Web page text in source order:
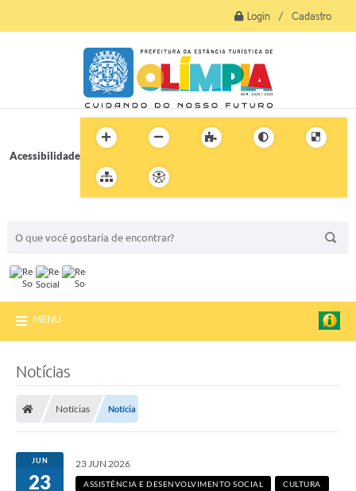
Login / Cadastro
Acessibilidade
MENU
Notícias
Notícias Notícia
JUN
23
23 JUN 2026
ASSISTÊNCIA E DESENVOLVIMENTO SOCIAL CULTURA